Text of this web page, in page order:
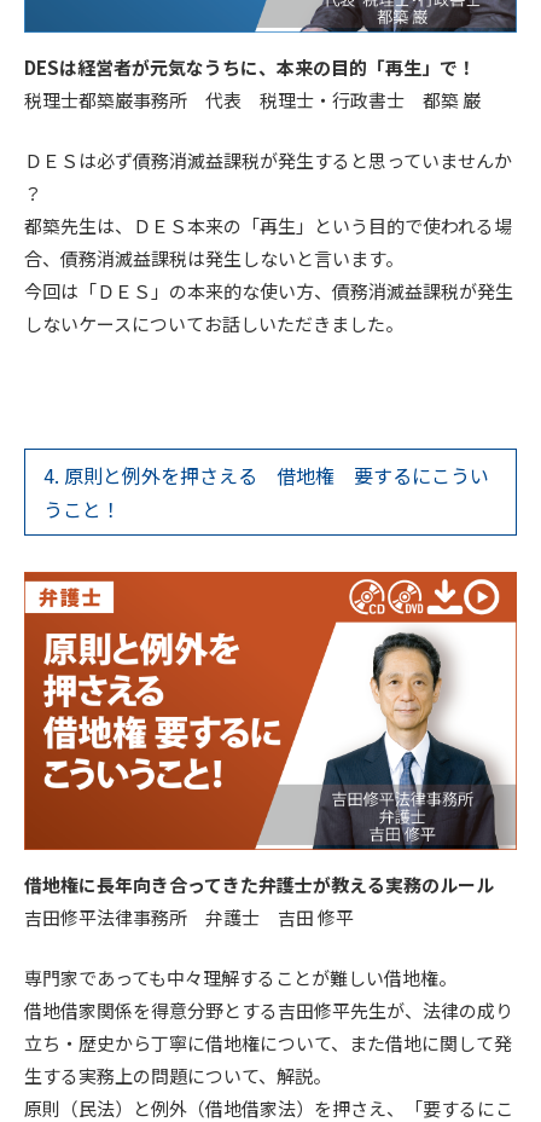
DESは経営者が元気なうちに、本来の目的「再生」で！
税理士都築巌事務所 代表 税理士・行政書士 都築 巌
ＤＥＳは必ず債務消滅益課税が発生すると思っていませんか
？
都築先生は、ＤＥＳ本来の「再生」という目的で使われる場
合、債務消滅益課税は発生しないと言います。
今回は「ＤＥＳ」の本来的な使い方、債務消滅益課税が発生
しないケースについてお話しいただきました。
4. 原則と例外を押さえる 借地権 要するにこうい
うこと！
借地権に長年向き合ってきた弁護士が教える実務のルール
吉田修平法律事務所 弁護士 吉田 修平
専門家であっても中々理解することが難しい借地権。
借地借家関係を得意分野とする吉田修平先生が、法律の成り
立ち・歴史から丁寧に借地権について、また借地に関して発
生する実務上の問題について、解説。
原則（民法）と例外（借地借家法）を押さえ、「要するにこ